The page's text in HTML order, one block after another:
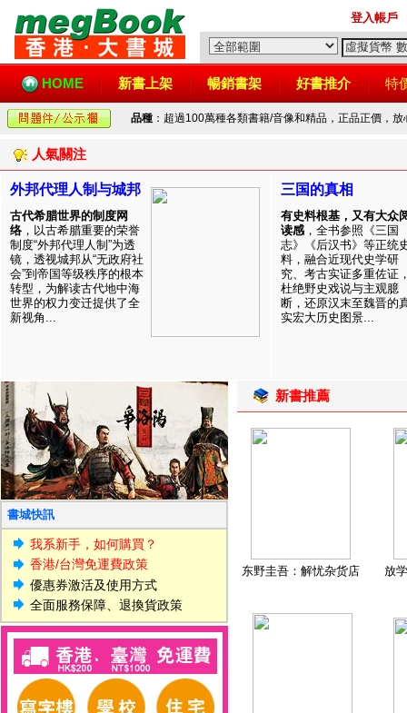
登入帳戶
HOME 新書上架 暢銷書架 好書推介 特
品種 ：超過100萬種各類書籍/音像和精品，正品正價，
人氣關注
外邦代理人制与城邦
古代希腊世界的制度网
络 ，以古希腊重要的荣誉
制度“外邦代理人制”为透
镜，透视城邦从“无政府社
会”到帝国等级秩序的根本
转型，为解读古代地中海
世界的权力变迁提供了全
新视角...
三国的真相
有史料根基，又有大众
读感 ，全书参照《三国
志》《后汉书》等正统
料，融合近现代史学研
究、考古实证多重佐证
杜绝野史戏说与主观臆
断，还原汉末至魏晋的
实宏大历史图景...
書城快訊
我系新手，如何購買？
香港/台灣免運費政策
優惠券激活及使用方式
全面服務保障、退換貨政策
新書推薦
东野圭吾：解忧杂货店 放